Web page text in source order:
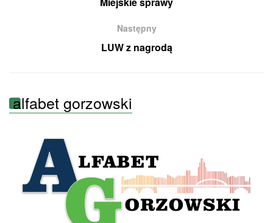
Następny
LUW z nagrodą
alfabet gorzowski